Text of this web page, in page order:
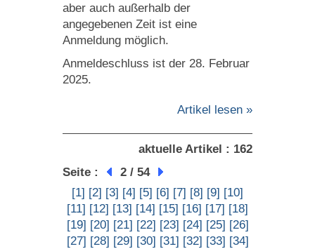
aber auch außerhalb der
angegebenen Zeit ist eine
Anmeldung möglich.
Anmeldeschluss ist der 28. Februar
2025.
Artikel lesen »
aktuelle Artikel : 162
Seite :
2 / 54
[1] [2] [3] [4] [5] [6] [7] [8] [9] [10]
[11] [12] [13] [14] [15] [16] [17] [18]
[19] [20] [21] [22] [23] [24] [25] [26]
[27] [28] [29] [30] [31] [32] [33] [34]